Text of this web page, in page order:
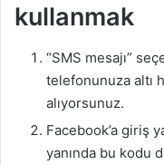
kullanmak
“SMS mesajı”
telefonunuza altı
alıyorsunuz.
Facebook’a giriş
yanında bu kodu